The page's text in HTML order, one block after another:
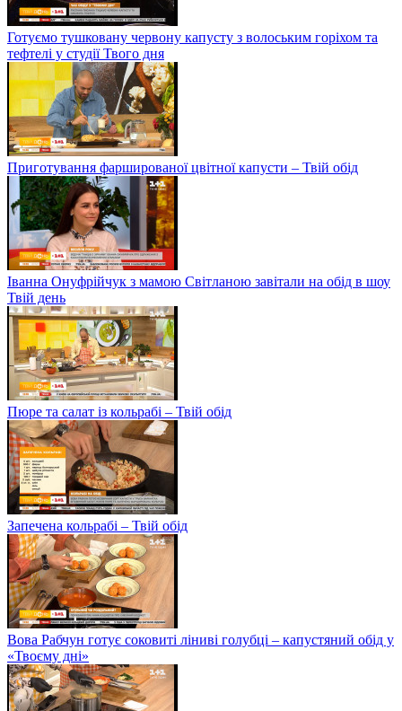
Готуємо тушковану червону капусту з волоським горіхом та
тефтелі у студії Твого дня
Приготування фаршированої цвітної капусти – Твій обід
Іванна Онуфрійчук з мамою Світланою завітали на обід в шоу
Твій день
Пюре та салат із кольрабі – Твій обід
Запечена кольрабі – Твій обід
Вова Рабчун готує соковиті ліниві голубці – капустяний обід у
«Твоєму дні»